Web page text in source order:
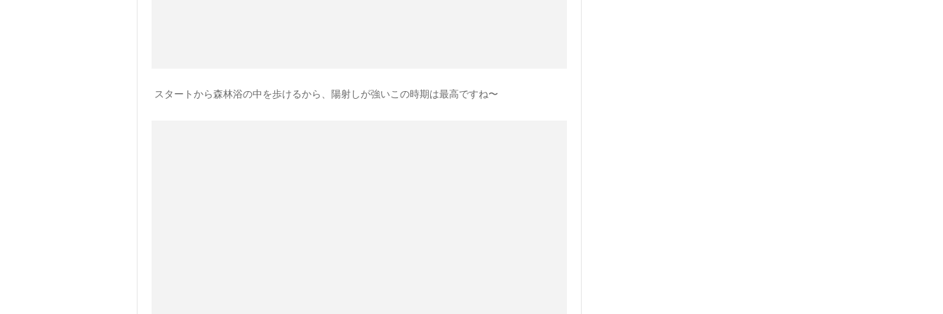
スタートから森林浴の中を歩けるから、陽射しが強いこの時期は最高ですね〜